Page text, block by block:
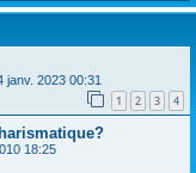
janv. 2023 00:31
1 2 3 4
18:25